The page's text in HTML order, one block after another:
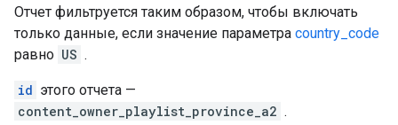
Отчет фильтруется таким образом, чтобы включать
только данные, если значение параметра country_code
равно US .
id этого отчета —
content_owner_playlist_province_a2 .